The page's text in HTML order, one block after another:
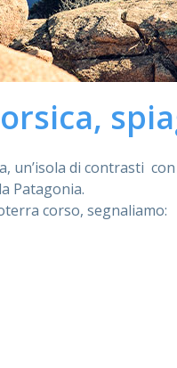
di contrasti
Patagonia.
corso, segnaliamo: